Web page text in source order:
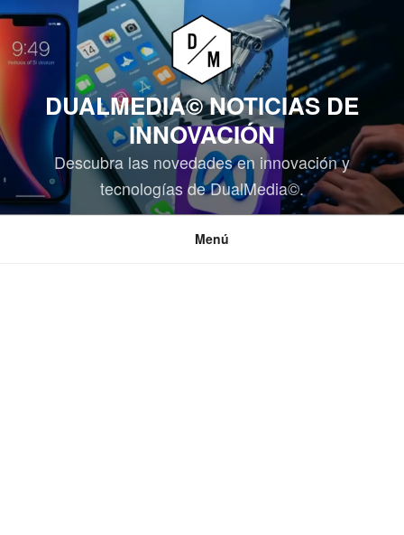
Saltar
contenido
DUALMEDIA© NOTICIAS DE
INNOVACIÓN
Descubra las novedades en innovación y
tecnologías de DualMedia©.
Menú